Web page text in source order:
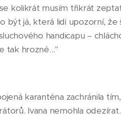
kolikrát musím třikrát
být já, která lidi upozorní,
handicapu –
tak hrozné…"
karanténa zachránila
Ivana nemohla